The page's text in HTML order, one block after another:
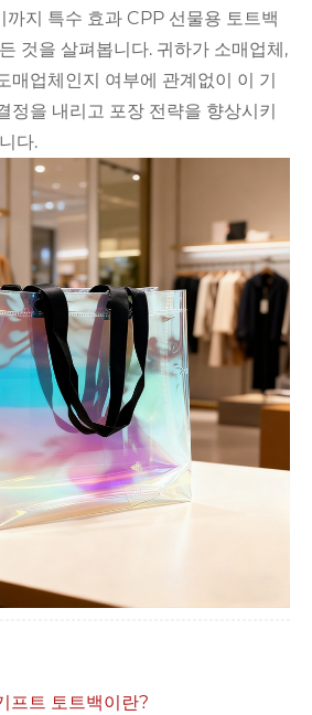
까지 특수 효과 CPP 선물용 토트백
것을 살펴봅니다. 귀하가 소매업체,
매업체인지 여부에 관계없이 이 기
정을 내리고 포장 전략을 향상시키
다.
프트 토트백이란?